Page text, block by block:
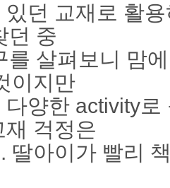
있던 교재로 활
던 중
를 살펴보니 맘
이지만
양한 activity
걱정은
딸아이가 빨리